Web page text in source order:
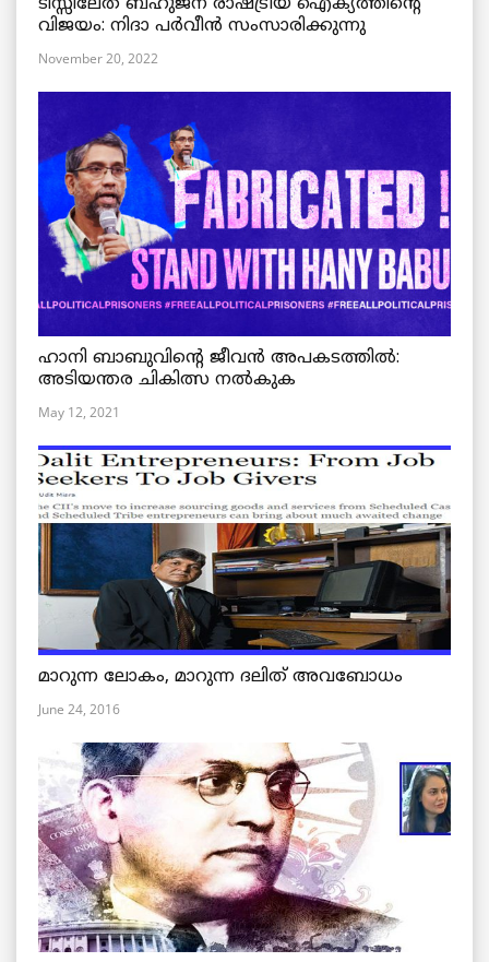
വിജയം: നിദാ പർവീൻ സംസാരിക്കുന്നു
November 20, 2022
ഹാനി ബാബുവിന്റെ ജീവൻ അപകടത്തിൽ:
അടിയന്തര ചികിത്സ നൽകുക
May 12, 2021
മാറുന്ന ലോകം, മാറുന്ന ദലിത് അവബോധം
June 24, 2016